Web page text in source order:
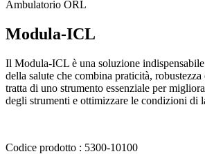
Ambulatorio ORL
Modula-ICL
Il Modula-ICL è una soluzione
della salute che combina praticità,
tratta di uno strumento essenziale per
degli strumenti e ottimizzare le condizioni di
Codice prodotto : 5300-10100